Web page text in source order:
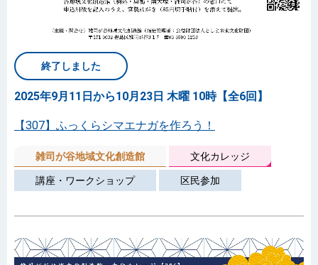
終了しました
2025年9月11日から10月23日 木曜 10時【全6回】
【307】ふっくらシマエナガを作ろう！
雑司が谷地域文化創造館 文化カレッジ
講座・ワークショップ 区民参加